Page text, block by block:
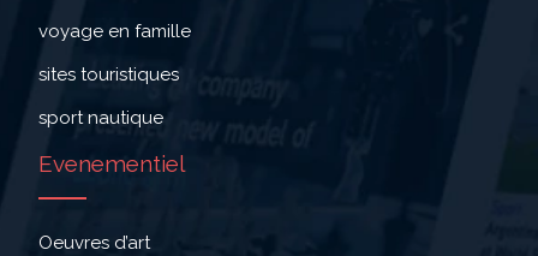
voyage en famille
sites touristiques
sport nautique
Evenementiel
Oeuvres d’art